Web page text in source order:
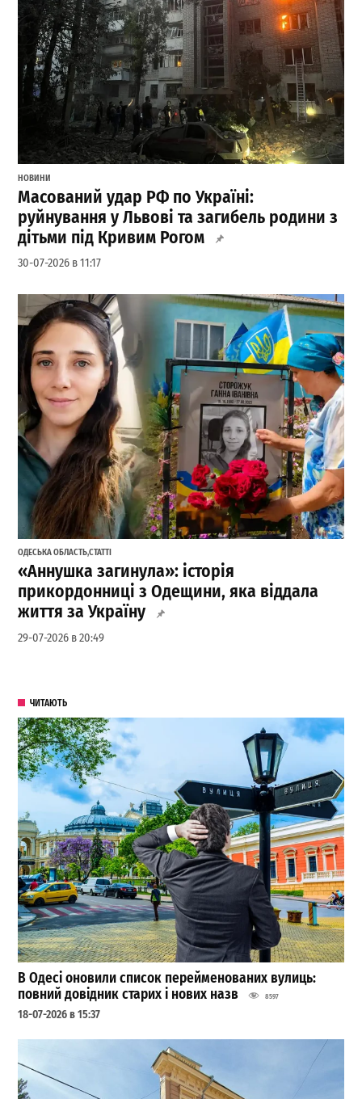
НОВИНИ
Масований удар РФ по Україні:
руйнування у Львові та загибель родини з
дітьми під Кривим Рогом
30-07-2026 в 11:17
ОДЕСЬКА ОБЛАСТЬ,СТАТТІ
«Аннушка загинула»: історія
прикордонниці з Одещини, яка віддала
життя за Україну
29-07-2026 в 20:49
ЧИТАЮТЬ
В Одесі оновили список перейменованих вулиць:
повний довідник старих і нових назв
8597
18-07-2026 в 15:37